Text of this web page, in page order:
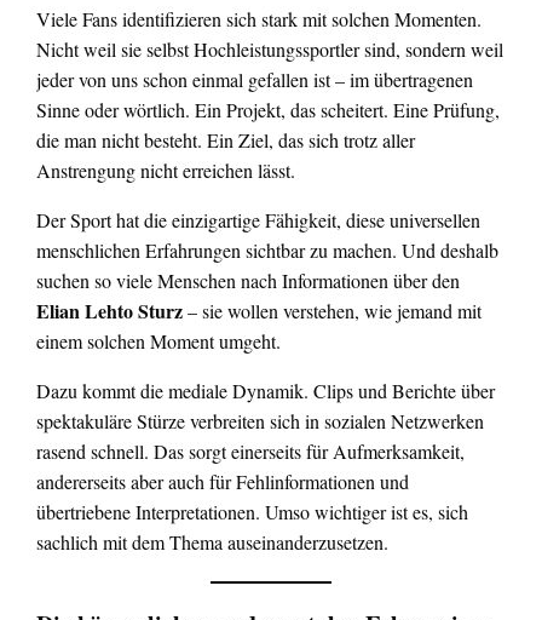
Viele Fans identifizieren sich stark mit solchen Momenten.
Nicht weil sie selbst Hochleistungssportler sind, sondern weil
jeder von uns schon einmal gefallen ist – im übertragenen
Sinne oder wörtlich. Ein Projekt, das scheitert. Eine Prüfung,
die man nicht besteht. Ein Ziel, das sich trotz aller
Anstrengung nicht erreichen lässt.
Der Sport hat die einzigartige Fähigkeit, diese universellen
menschlichen Erfahrungen sichtbar zu machen. Und deshalb
suchen so viele Menschen nach Informationen über den
Elian Lehto Sturz– sie wollen verstehen, wie jemand mit
einem solchen Moment umgeht.
Dazu kommt die mediale Dynamik. Clips und Berichte über
spektakuläre Stürze verbreiten sich in sozialen Netzwerken
rasend schnell. Das sorgt einerseits für Aufmerksamkeit,
andererseits aber auch für Fehlinformationen und
übertriebene Interpretationen. Umso wichtiger ist es, sich
sachlich mit dem Thema auseinanderzusetzen.